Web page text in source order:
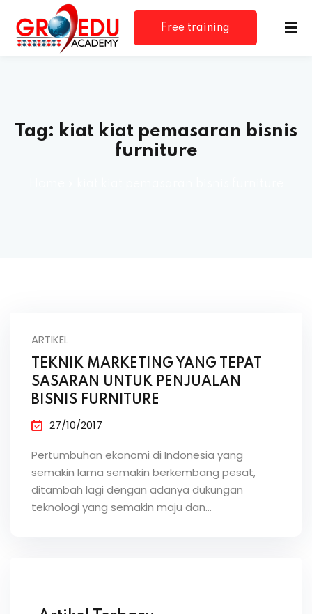
Free training
Tag: kiat kiat pemasaran bisnis
furniture
ARTIKEL
TEKNIK MARKETING YANG TEPAT
SASARAN UNTUK PENJUALAN
BISNIS FURNITURE
27/10/2017
Pertumbuhan ekonomi di Indonesia yang
semakin lama semakin berkembang pesat,
ditambah lagi dengan adanya dukungan
teknologi yang semakin maju dan…